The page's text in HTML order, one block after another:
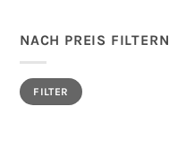
NACH PREIS FILTERN
Min.
Preis
Max.
PreisFILTER